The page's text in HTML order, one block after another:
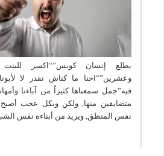
يطلع إنسان كويس”“اكسر للبنت
وعشرين”“احنا ما كناش نقدر لا
فيه”جمل سمعناها كثيراً من آباءنا
متضايقين منها, ولكن وبكل عجب أصبح
نفس المنطق, ويريد من أبناءه نفس